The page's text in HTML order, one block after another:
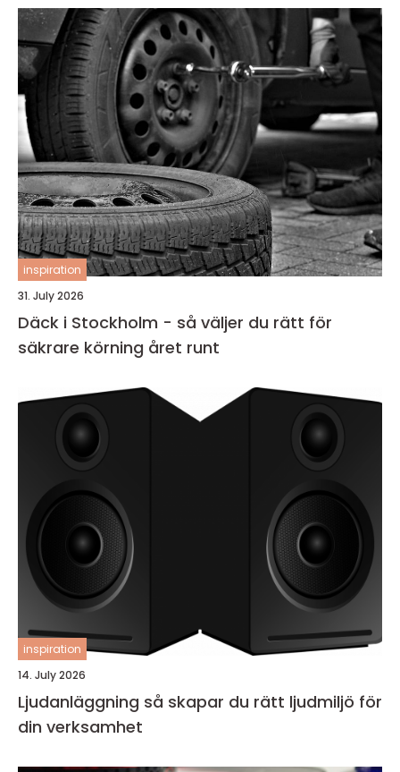
inspiration
31. July 2026
Däck i Stockholm - så väljer du rätt för
säkrare körning året runt
inspiration
14. July 2026
Ljudanläggning så skapar du rätt ljudmiljö för
din verksamhet